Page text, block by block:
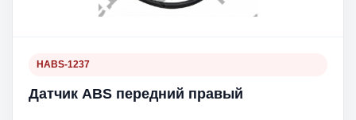
HABS-1237
Датчик ABS передний правый